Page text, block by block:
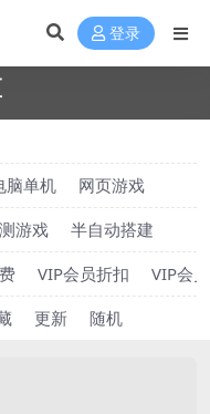
登录
脑单机
网页游戏
游戏
半自动搭建
VIP会员折扣
VIP会
更新 随机